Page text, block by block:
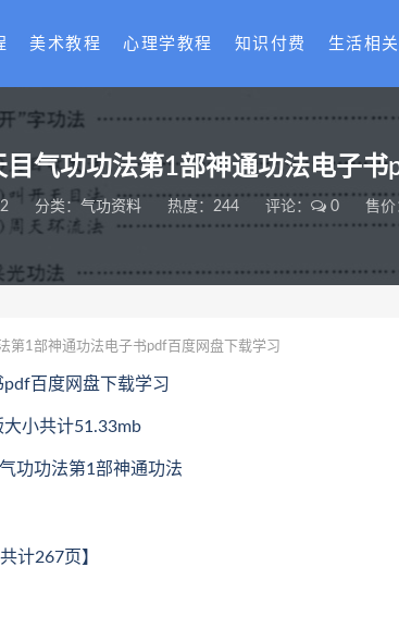
美术教程 心理学教程 知识付费 生活相关
气功功法第1部神通功法电子
分类： 气功资料 热度：244 评论： 0 售价
第1部神通功法电子书pdf百度网盘下载学习
百度网盘下载学习
小共计51.33mb
功功法第1部神通功法
计267页】